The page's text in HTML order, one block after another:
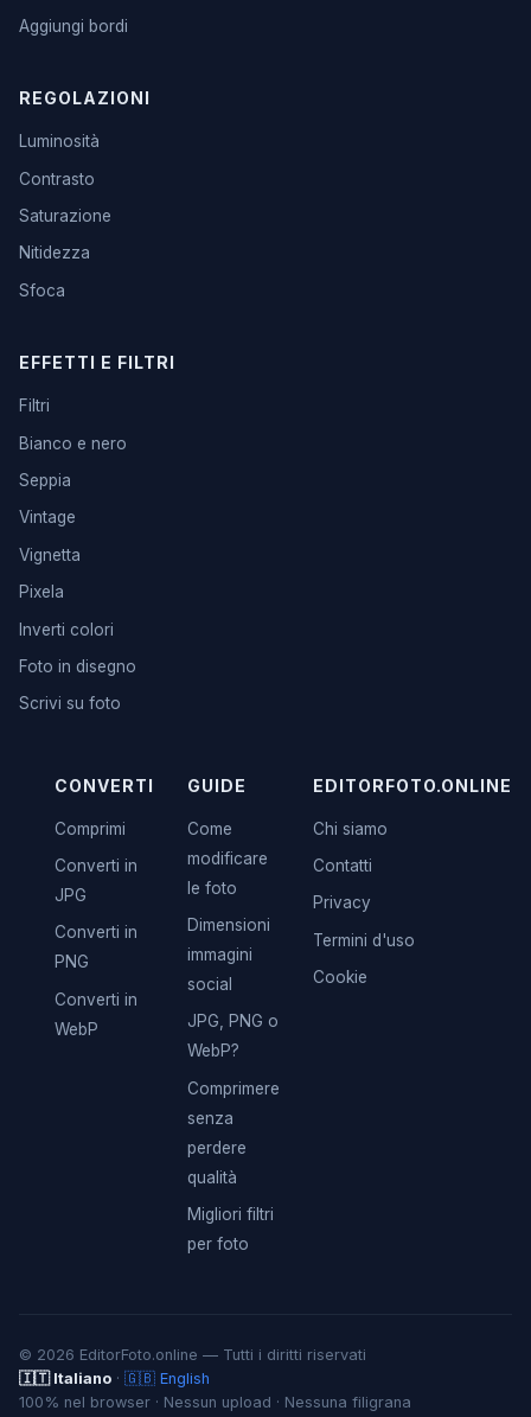
Aggiungi bordi
REGOLAZIONI
Luminosità
Contrasto
Saturazione
Nitidezza
Sfoca
EFFETTI E FILTRI
Filtri
Bianco e nero
Seppia
Vintage
Vignetta
Pixela
Inverti colori
Foto in disegno
Scrivi su foto
CONVERTI
Comprimi
Converti in
JPG
Converti in
PNG
Converti in
WebP
GUIDE
Come
modificare
le foto
Dimensioni
immagini
social
JPG, PNG o
WebP?
Comprimere
senza
perdere
qualità
Migliori filtri
per foto
EDITORFOTO.ONLINE
Chi siamo
Contatti
Privacy
Termini d'uso
Cookie
© 2026 EditorFoto.online — Tutti i diritti riservati
🇮🇹 Italiano · 🇬🇧 English
100% nel browser · Nessun upload · Nessuna filigrana